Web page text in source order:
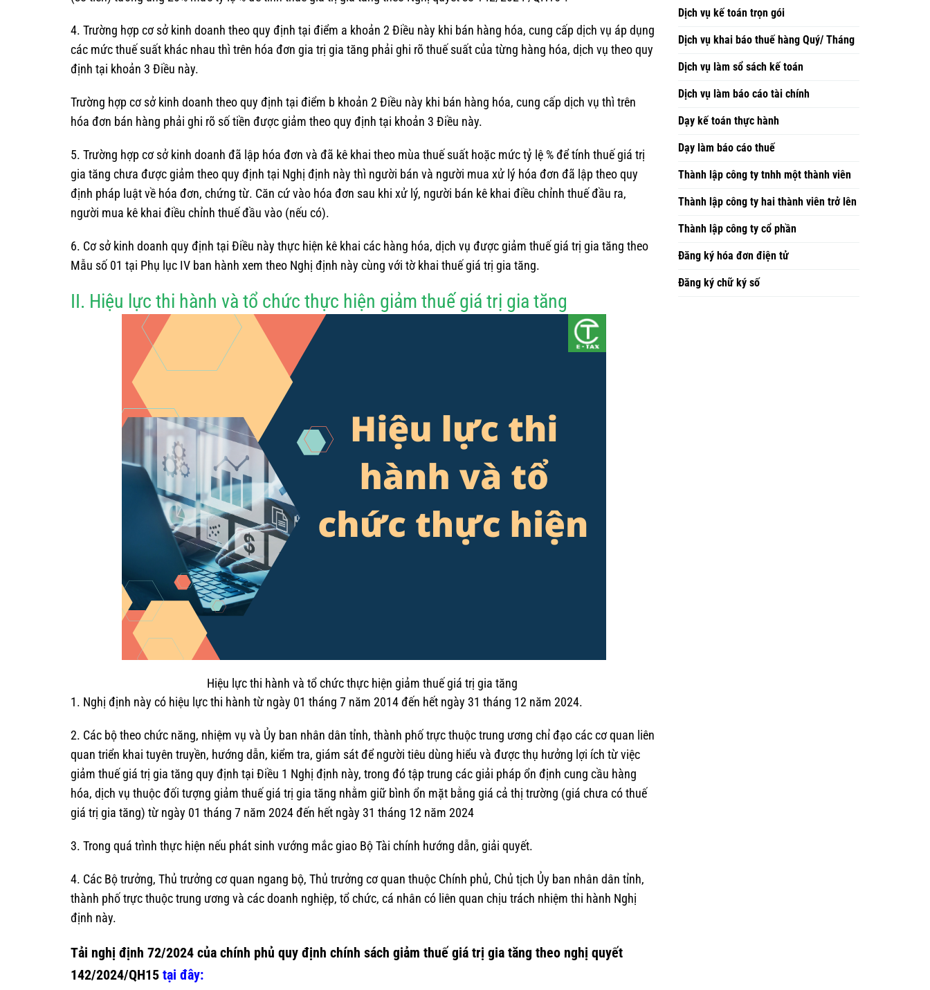
4. Trường hợp cơ sở kinh doanh theo quy định tại điểm a khoản 2 Điều này khi bán hàng hóa, cung cấp dịch vụ áp dụng
các mức thuế suất khác nhau thì trên hóa đơn gia trị gia tăng phải ghi rõ thuế suất của từng hàng hóa, dịch vụ theo quy
định tại khoản 3 Điều này.
Trường hợp cơ sở kinh doanh theo quy định tại điểm b khoản 2 Điều này khi bán hàng hóa, cung cấp dịch vụ thì trên
hóa đơn bán hàng phải ghi rõ số tiền được giảm theo quy định tại khoản 3 Điều này.
5. Trường hợp cơ sở kinh doanh đã lập hóa đơn và đã kê khai theo mùa thuế suất hoặc mức tỷ lệ % để tính thuế giá trị
gia tăng chưa được giảm theo quy định tại Nghị định này thì người bán và người mua xử lý hóa đơn đã lập theo quy
định pháp luật về hóa đơn, chứng từ. Căn cứ vào hóa đơn sau khi xử lý, người bán kê khai điều chỉnh thuế đầu ra,
người mua kê khai điều chỉnh thuế đầu vào (nếu có).
6. Cơ sở kinh doanh quy định tại Điều này thực hiện kê khai các hàng hóa, dịch vụ được giảm thuế giá trị gia tăng theo
Mẫu số 01 tại Phụ lục IV ban hành xem theo Nghị định này cùng với tờ khai thuế giá trị gia tăng.
II. Hiệu lực thi hành và tổ chức thực hiện giảm thuế giá trị gia tăng
Hiệu lực thi hành và tổ chức thực hiện giảm thuế giá trị gia tăng
1. Nghị định này có hiệu lực thi hành từ ngày 01 tháng 7 năm 2014 đến hết ngày 31 tháng 12 năm 2024.
2. Các bộ theo chức năng, nhiệm vụ và Ủy ban nhân dân tỉnh, thành phố trực thuộc trung ương chỉ đạo các cơ quan liên
quan triển khai tuyên truyền, hướng dẫn, kiểm tra, giám sát để người tiêu dùng hiểu và được thụ hưởng lợi ích từ việc
giảm thuế giá trị gia tăng quy định tại Điều 1 Nghị định này, trong đó tập trung các giải pháp ổn định cung cầu hàng
hóa, dịch vụ thuộc đối tượng giảm thuế giá trị gia tăng nhằm giữ bình ổn mặt bằng giá cả thị trường (giá chưa có thuế
giá trị gia tăng) từ ngày 01 tháng 7 năm 2024 đến hết ngày 31 tháng 12 năm 2024
3. Trong quá trình thực hiện nếu phát sinh vướng mắc giao Bộ Tài chính hướng dẫn, giải quyết.
4. Các Bộ trưởng, Thủ trưởng cơ quan ngang bộ, Thủ trưởng cơ quan thuộc Chính phủ, Chủ tịch Ủy ban nhân dân tỉnh,
thành phố trực thuộc trung ương và các doanh nghiệp, tổ chức, cá nhân có liên quan chịu trách nhiệm thi hành Nghị
định này.
Tải nghị định 72/2024 của chính phủ quy định chính sách giảm thuế giá trị gia tăng theo nghị quyết
142/2024/QH15 tại đây:
Dịch vụ kế toán trọn gói
Dịch vụ khai báo thuế hàng Quý/ Tháng
Dịch vụ làm sổ sách kế toán
Dịch vụ làm báo cáo tài chính
Dạy kế toán thực hành
Dạy làm báo cáo thuế
Thành lập công ty tnhh một thành viên
Thành lập công ty hai thành viên trở lên
Thành lập công ty cổ phần
Đăng ký hóa đơn điện tử
Đăng ký chữ ký số